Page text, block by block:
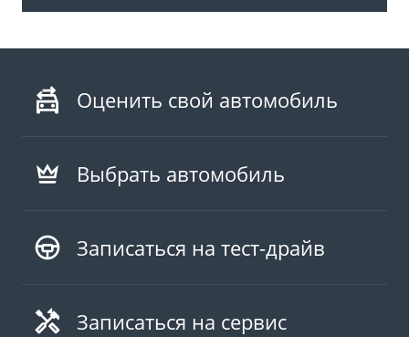
Оценить свой автомобиль
Выбрать автомобиль
Записаться на тест-драйв
Записаться на сервис